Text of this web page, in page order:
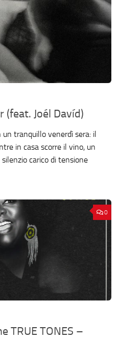
(feat. Joél Davíd)
un tranquillo venerdì sera: il
in casa scorre il vino, un
carico di tensione
0
TRUE TONES –